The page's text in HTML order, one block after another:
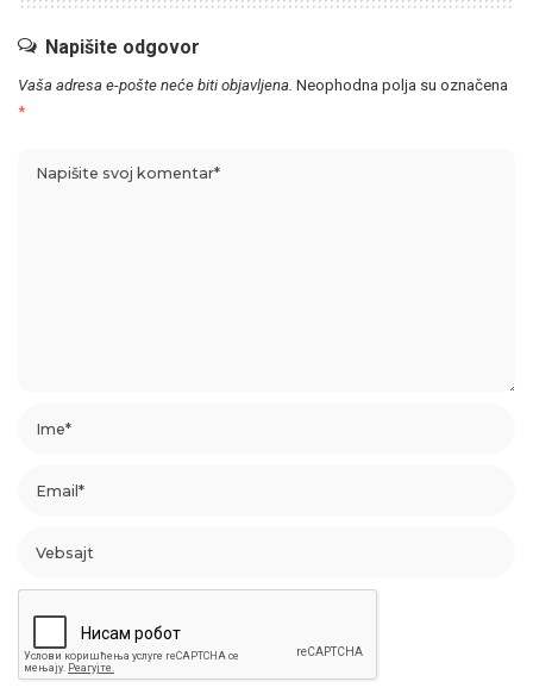
Napišite odgovor
Vaša adresa e-pošte neće biti objavljena. Neophodna polja su označena
*